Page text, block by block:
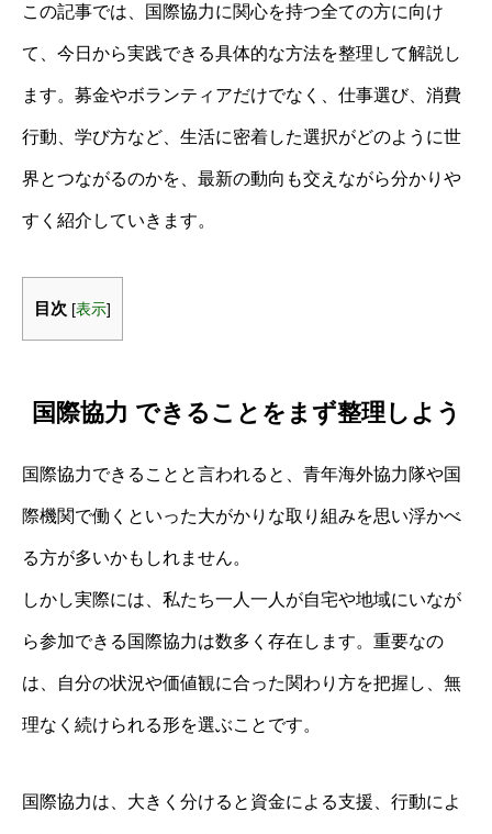
この記事では、国際協力に関心を持つ全ての方に向け
て、今日から実践できる具体的な方法を整理して解説し
ます。募金やボランティアだけでなく、仕事選び、消費
行動、学び方など、生活に密着した選択がどのように世
界とつながるのかを、最新の動向も交えながら分かりや
すく紹介していきます。
目次 [表示]
国際協力 できることをまず整理しよう
国際協力できることと言われると、青年海外協力隊や国
際機関で働くといった大がかりな取り組みを思い浮かべ
る方が多いかもしれません。
しかし実際には、私たち一人一人が自宅や地域にいなが
ら参加できる国際協力は数多く存在します。重要なの
は、自分の状況や価値観に合った関わり方を把握し、無
理なく続けられる形を選ぶことです。
国際協力は、大きく分けると資金による支援、行動によ